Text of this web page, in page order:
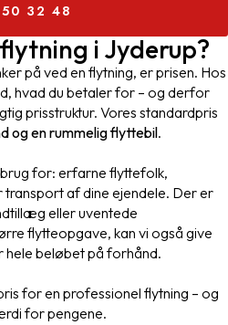
32 48
i Jyderup?
på ved en flytning, er prisen. Hos
hvad du betaler for – og derfor
prisstruktur. Vores standardpris
og en rummelig flyttebil.
for: erfarne flyttefolk,
af dine ejendele. Der er
eller uventede
flytteopgave, kan vi også give
hele beløbet på forhånd.
for en professionel flytning – og
for pengene.